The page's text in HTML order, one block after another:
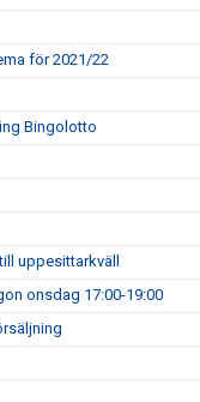
för 2021/22
Bingolotto
uppesittarkväll
onsdag 17:00-19:00